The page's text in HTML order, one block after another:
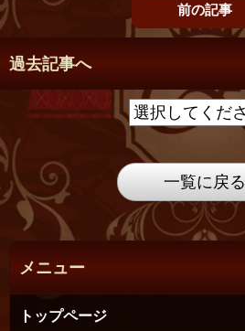
前の記事
過去記事へ
一覧に戻る
メニュー
トップページ